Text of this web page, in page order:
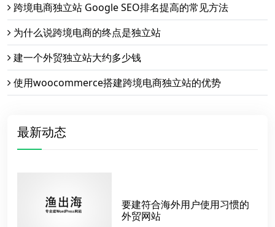
跨境电商独立站 Google SEO排名提高的常见方法
为什么说跨境电商的终点是独立站
建一个外贸独立站大约多少钱
使用woocommerce搭建跨境电商独立站的优势
最新动态
要建符合海外用户使用习惯的
外贸网站